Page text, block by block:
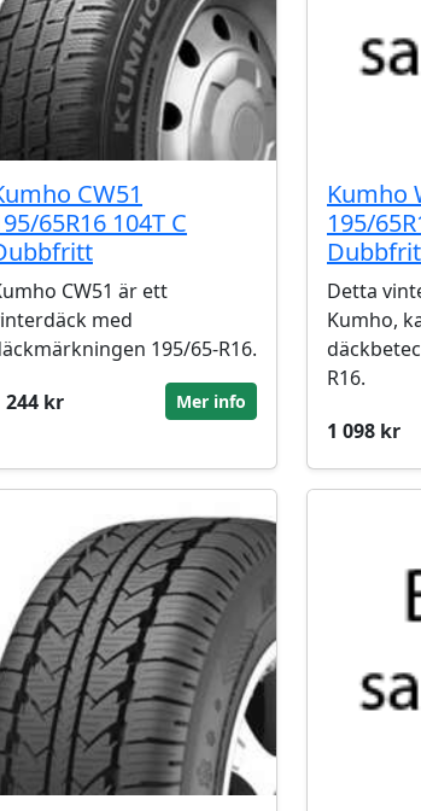
CW51
65R16 104T C
CW51 är ett
med
195/65-R16.
244 kr
Mer info
Kumho
195/
Detta
Kumho,
R16.
1 098 kr